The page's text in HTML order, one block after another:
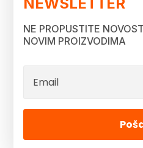
NEWSLETTER
NE PROPUSTITE
NOVIM PROIZVODIMA